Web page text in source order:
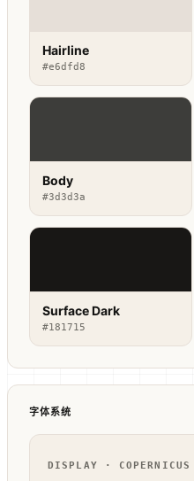
Hairline
#e6dfd8
Body
#3d3d3a
Surface Dark
#181715
字体系统
DISPLAY ·